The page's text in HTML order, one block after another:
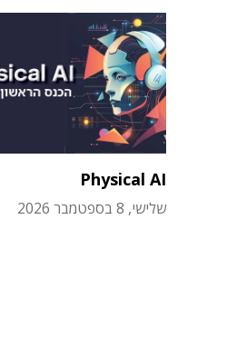
Physical AI
שלישי, 8 בספטמבר 2026